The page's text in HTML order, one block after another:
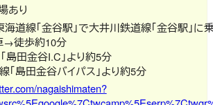
あり
海道線「金谷駅」で大井川鉄道線「金谷駅」に
→徒歩約10分
島田金谷I.C」より約5分
「島田金谷バイパス」より約5分
nagaishimaten?